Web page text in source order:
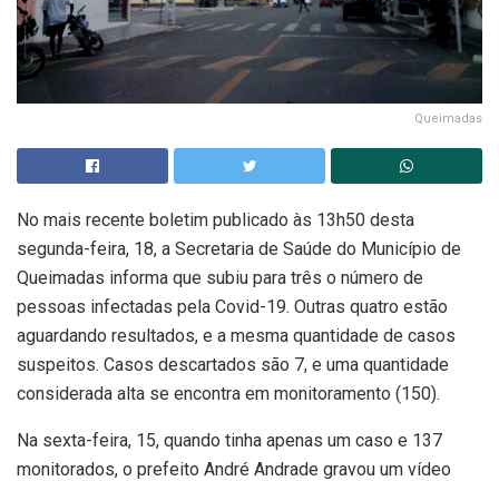
Queimadas
No mais recente boletim publicado às 13h50 desta
segunda-feira, 18, a Secretaria de Saúde do Município de
Queimadas informa que subiu para três o número de
pessoas infectadas pela Covid-19. Outras quatro estão
aguardando resultados, e a mesma quantidade de casos
suspeitos. Casos descartados são 7, e uma quantidade
considerada alta se encontra em monitoramento (150).
Na sexta-feira, 15, quando tinha apenas um caso e 137
monitorados, o prefeito André Andrade gravou um vídeo